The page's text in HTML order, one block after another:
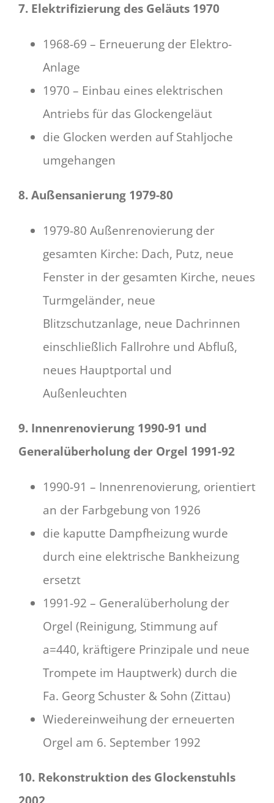
7. Elektrifizierung des Geläuts 1970
1968-69 – Erneuerung der Elektro-
Anlage
1970 – Einbau eines elektrischen
Antriebs für das Glockengeläut
die Glocken werden auf Stahljoche
umgehangen
8. Außensanierung 1979-80
1979-80 Außenrenovierung der
gesamten Kirche: Dach, Putz, neue
Fenster in der gesamten Kirche, neues
Turmgeländer, neue
Blitzschutzanlage, neue Dachrinnen
einschließlich Fallrohre und Abfluß,
neues Hauptportal und
Außenleuchten
9. Innenrenovierung 1990-91 und
Generalüberholung der Orgel 1991-92
1990-91 – Innenrenovierung, orientiert
an der Farbgebung von 1926
die kaputte Dampfheizung wurde
durch eine elektrische Bankheizung
ersetzt
1991-92 – Generalüberholung der
Orgel (Reinigung, Stimmung auf
a=440, kräftigere Prinzipale und neue
Trompete im Hauptwerk) durch die
Fa. Georg Schuster & Sohn (Zittau)
Wiedereinweihung der erneuerten
Orgel am 6. September 1992
10. Rekonstruktion des Glockenstuhls